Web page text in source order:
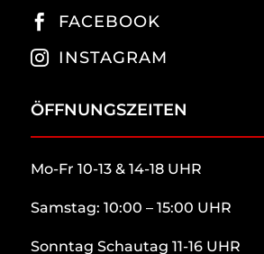
 FACEBOOK
 INSTAGRAM
ÖFFNUNGSZEITEN
Mo-Fr 10-13 & 14-18 UHR
Samstag: 10:00 – 15:00 UHR
Sonntag Schautag 11-16 UHR